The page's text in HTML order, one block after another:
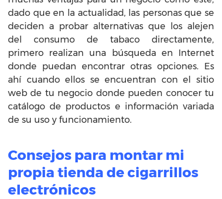
dado que en la actualidad, las personas que se
deciden a probar alternativas que los alejen
del consumo de tabaco directamente,
primero realizan una búsqueda en Internet
donde puedan encontrar otras opciones. Es
ahí cuando ellos se encuentran con el sitio
web de tu negocio donde pueden conocer tu
catálogo de productos e información variada
de su uso y funcionamiento.
Consejos para montar mi
propia tienda de cigarrillos
electrónicos